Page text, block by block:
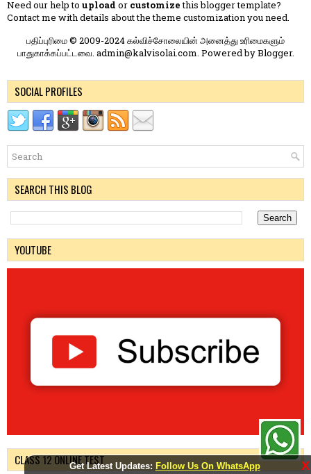
Get Latest Updates: Follow Us On WhatsApp X
Need our help to upload or customizethis blogger template?
Contact me with details about the theme customization you need.
பதிப்புரிமை © 2009-2024 கல்விச்சோலையின் அனைத்து உரிமைகளும்
பாதுகாக்கப்பட்டவை. admin@kalvisolai.com. Powered byBlogger.
SOCIAL PROFILES
SEARCH THIS BLOG
YOUTUBE
CLASS 12 ONLINE TEST